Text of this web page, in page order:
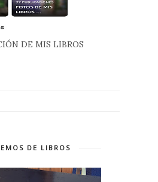
DE MIS LIBROS
DE LIBROS